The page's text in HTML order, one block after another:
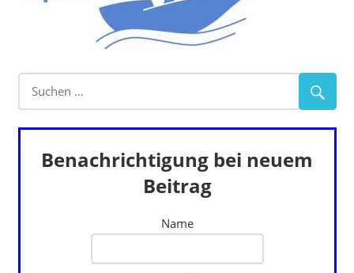
Benachrichtigung bei neuem
Beitrag
Name